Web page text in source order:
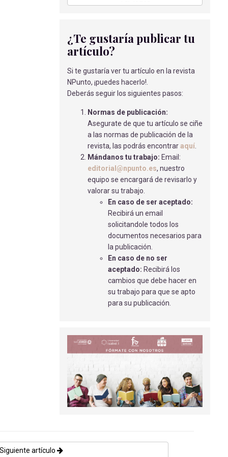
CRÓNICO NO ESPECÍFICO EN ADULTOS
EL TRATAMIENTO DE
RINOMODELACIÓN EN MEDICINA
ESTÉTICA
Barroso Rosa, L
- 27/07/2022
CASO CLÍNICO: SÍNDROME DE WOLF-
HIRSCHORN EN UN RECIÉN NACIDO
Martos Martos, M- 01/09/2018
ALIMENTACIÓN DURANTE LOS
PRIMEROS AÑOS DE VIDA
Ruiz Salvador, I- 28/02/2023
PLAN DE CUIDADOS DE ENFERMERÍA
EN EL PREOPERATORIO.
Huerga García M.C.- 02/04/2018
ATENCIÓN DE ENFERMERÍA AL
PACIENTE OSTOMIZADO
Gómez Rodríguez, I- 22/02/2022
EL MASAJE EN EL RECIÉN NACIDO
- 01/09/2018
INFLUENCIA DEL ESTRÉS EN LA
DIABETES MELLITUS
JUÁREZ JIMÉNEZ, M.V.- 10/08/2020
PREVENCIÓN DEL ESTRÉS LABORAL EN
PROFESIONALES SANITARIOS TRAS LA
Sánchez Rodríguez, N
- 04/03/2026
HIPOFRACCIONAMIENTO EXTREMO
EN CÁNCER DE PRÓSTATA
¿Te gustaría publicar tu
artículo?
Si te gustaría ver tu artículo en la revista
NPunto, ¡puedes hacerlo!.
Deberás seguir los siguientes pasos:
Normas de publicación:
Asegurate de que tu artículo se ciñe
a las normas de publicación de la
revista, las podrás encontraraquí
Mándanos tu trabajo: Email:
editorial@npunto.es, nuestro
equipo se encargará de revisarlo y
valorar su trabajo.
En caso de ser aceptado:
Recibirá un email
solicitandole todos los
documentos necesarios para
la publicación.
En caso de no ser
aceptado: Recibirá los
cambios que debe hacer en
su trabajo para que se apto
para su publicación.
Siguiente artículo